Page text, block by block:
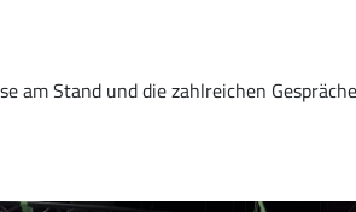
am Stand und die zahlreichen Gespräche